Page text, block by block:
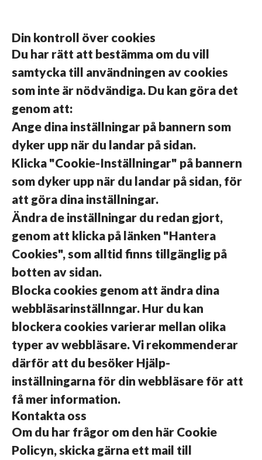
Din kontroll över cookies
Du har rätt att bestämma om du vill
samtycka till användningen av cookies
som inte är nödvändiga. Du kan göra det
genom att:
Ange dina inställningar på bannern som
dyker upp när du landar på sidan.
Klicka "Cookie-Inställningar" på bannern
som dyker upp när du landar på sidan, för
att göra dina inställningar.
Ändra de inställningar du redan gjort,
genom att klicka på länken "Hantera
Cookies", som alltid finns tillgänglig på
botten av sidan.
Blocka cookies genom att ändra dina
webbläsarinställnngar. Hur du kan
blockera cookies varierar mellan olika
typer av webbläsare. Vi rekommenderar
därför att du besöker Hjälp-
inställningarna för din webbläsare för att
få mer information.
Kontakta oss
Om du har frågor om den här Cookie
Policyn, skicka gärna ett mail till